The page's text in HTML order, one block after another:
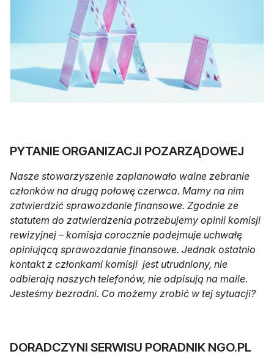
PYTANIE ORGANIZACJI POZARZĄDOWEJ
Nasze stowarzyszenie zaplanowało walne zebranie
członków na drugą połowę czerwca. Mamy na nim
zatwierdzić sprawozdanie finansowe. Zgodnie ze
statutem do zatwierdzenia potrzebujemy opinii komisji
rewizyjnej – komisja corocznie podejmuje uchwałę
opiniującą sprawozdanie finansowe. Jednak ostatnio
kontakt z członkami komisji jest utrudniony, nie
odbierają naszych telefonów, nie odpisują na maile.
Jesteśmy bezradni. Co możemy zrobić w tej sytuacji?
DORADCZYNI SERWISU PORADNIK NGO.PL